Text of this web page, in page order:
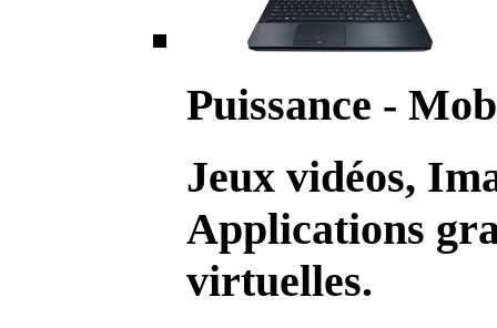
Puissance -
Jeux vidéos,
Applications
virtuelles.